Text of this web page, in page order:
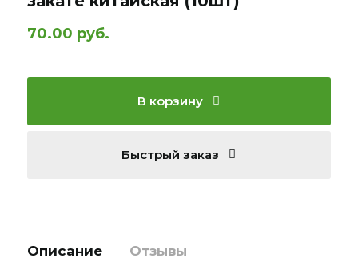
70.00 руб.
В корзину
Быстрый заказ
Описание Отзывы